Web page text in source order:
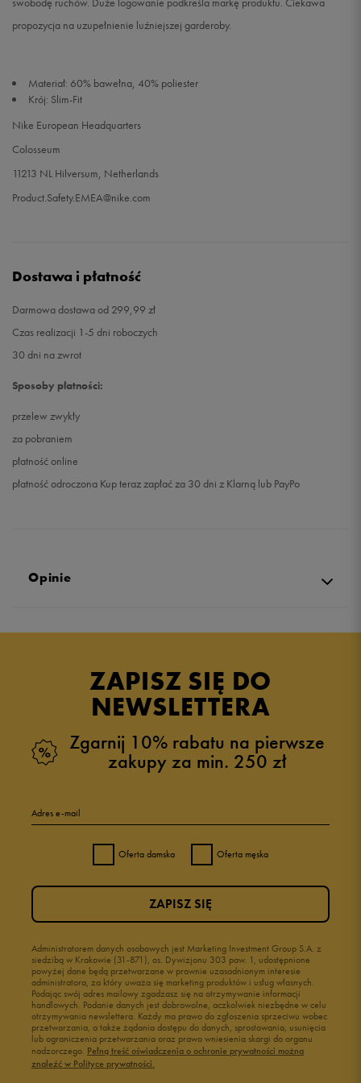
propozycja na uzupełnienie luźniejszej garderoby.
Materiał: 60% bawełna, 40% poliester
Krój: Slim-Fit
Nike European Headquarters
Colosseum
11213 NL Hilversum, Netherlands
Product.Safety.EMEA@nike.com
Dostawa i płatność
Darmowa dostawa od 299,99 zł
Czas realizacji 1-5 dni roboczych
30 dni na zwrot
Sposoby płatności:
przelew zwykły
za pobraniem
płatność online
płatność odroczona Kup teraz zapłać za 30 dni z Klarną lub PayPo
Opinie
ZAPISZ SIĘ DO
NEWSLETTERA
Zgarnij 10% rabatu na pierwsze
zakupy za min. 250 zł
Adres e-mail
Oferta damska Oferta męska
Administratorem danych osobowych jest Marketing Investment Group S.A. z
siedzibą w Krakowie (31-871), os. Dywizjonu 303 paw. 1, udostępnione
powyżej dane będą przetwarzane w prawnie uzasadnionym interesie
administratora, za który uważa się marketing produktów i usług własnych.
Podając swój adres mailowy zgadzasz się na otrzymywanie informacji
handlowych. Podanie danych jest dobrowolne, aczkolwiek niezbędne w celu
otrzymywania newslettera. Każdy ma prawo do zgłoszenia sprzeciwu wobec
przetwarzania, a także żądania dostępu do danych, sprostowania, usunięcia
lub ograniczenia przetwarzania oraz prawo wniesienia skargi do organu
nadzorczego. Pełną treść oświadczenia o ochronie prywatności można
znaleźć w Polityce prywatności.
ZAPISZ SIĘ